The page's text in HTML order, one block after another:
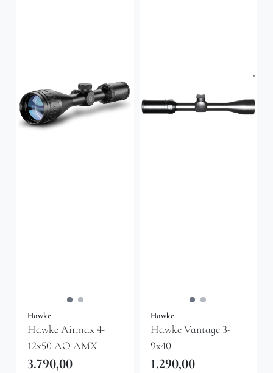
Hawke
Hawke Airmax 4-
12x50 AO AMX
3.790,00
Hawke
Hawke Vantage 3-
9x40
1.290,00